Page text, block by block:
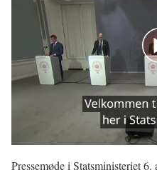
Pressemøde i Statsministeriet